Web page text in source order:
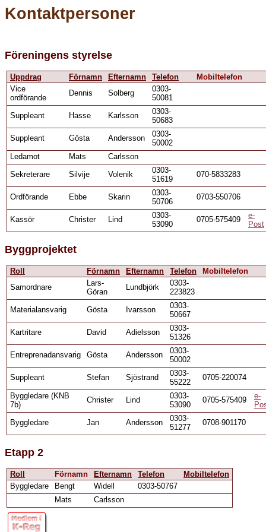
Kontaktpersoner
Föreningens styrelse
Uppdrag Förnamn Efternamn Telefon
Mobiltelefon
Vice
ordförande
Dennis Solberg
0303-
50081
Suppleant
Hasse Karlsson
0303-
50683
Suppleant
Gösta Andersson
0303-
50002
Ledamot
Mats
Carlsson
Sekreterare
Silvije Volenik
0303-
51619
070-5833283
Ordförande Ebbe Skarin
0303-
50706
0703-550706
Kassör Christer Lind
0303-
53090
0705-575409
e-
Post
Byggprojektet
Roll Förnamn Efternamn Telefon
Mobiltelefon
Samordnare
Lars-
Göran
Lundbjörk
0303-
223823
Materialansvarig
Gösta Ivarsson
0303-
50667
Kartritare
David Adielsson
0303-
51326
Entreprenadansvarig
Gösta Andersson
0303-
50002
Suppleant
Stefan Sjöstrand
0303-
55222
0705-220074
Byggledare (KNB
7b)
Christer Lind
0303-
53090
0705-575409
e-
Byggledare
Jan Andersson
0303-
51277
0708-901170
Etapp 2
Roll Förnamn Efternamn Telefon
Mobiltelefon
Byggledare
Bengt Widell
0303-50767
Mats
Carlsson